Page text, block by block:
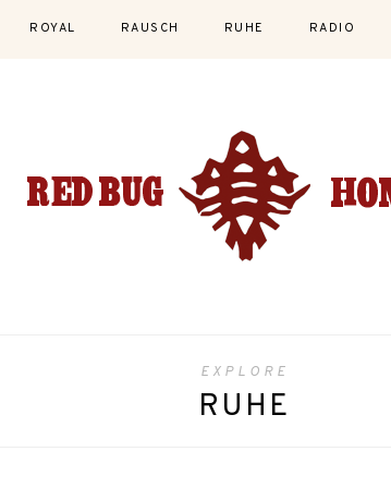
ROYAL RAUSCH RUHE RADIO
EXPLORE
RUHE